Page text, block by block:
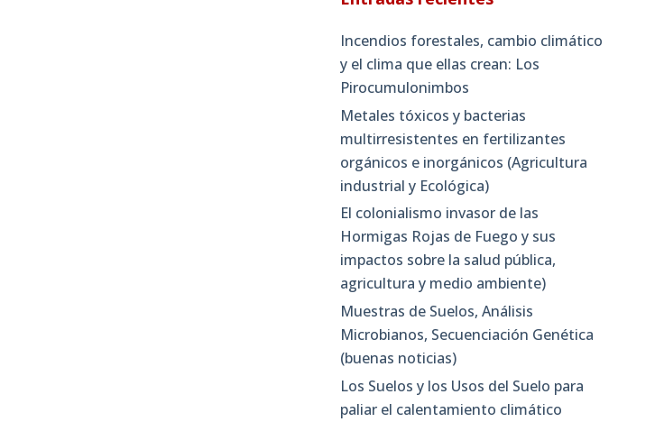
Incendios forestales, cambio climático
y el clima que ellas crean: Los
Pirocumulonimbos
Metales tóxicos y bacterias
multirresistentes en fertilizantes
orgánicos e inorgánicos (Agricultura
industrial y Ecológica)
El colonialismo invasor de las
Hormigas Rojas de Fuego y sus
impactos sobre la salud pública,
agricultura y medio ambiente)
Muestras de Suelos, Análisis
Microbianos, Secuenciación Genética
(buenas noticias)
Los Suelos y los Usos del Suelo para
paliar el calentamiento climático